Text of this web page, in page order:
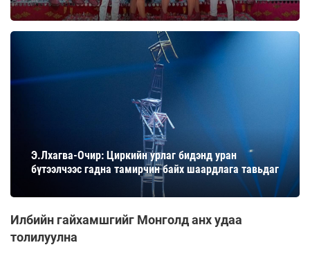
Э.Лхагва-Очир: Циркийн урлаг бидэнд уран
бүтээлчээс гадна тамирчин байх шаардлага тавьдаг
Илбийн гайхамшгийг Монголд анх удаа
толилуулна